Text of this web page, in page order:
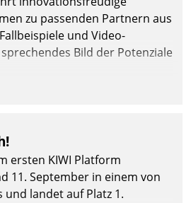
zu passenden Partnern aus
und Video-
Bild der Potenziale
ersten KIWI Platform
11. September in einem von
und landet auf Platz 1.